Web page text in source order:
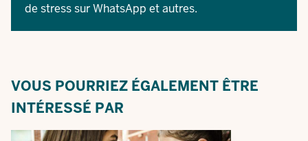
de stress sur WhatsApp et autres.
VOUS POURRIEZ ÉGALEMENT ÊTRE
INTÉRESSÉ PAR